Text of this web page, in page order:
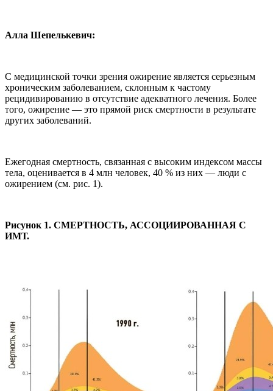
Алла Шепелькевич:
С медицинской точки зрения ожирение является серьезным
хроническим заболеванием, склонным к частому
рецидивированию в отсутствие адекватного лечения. Более
того, ожирение — это прямой риск смертности в результате
других заболеваний.
Ежегодная смертность, связанная с высоким индексом массы
тела, оценивается в 4 млн человек, 40 % из них — люди с
ожирением (см. рис. 1).
Рисунок 1. СМЕРТНОСТЬ, АССОЦИИРОВАННАЯ С
ИМТ.